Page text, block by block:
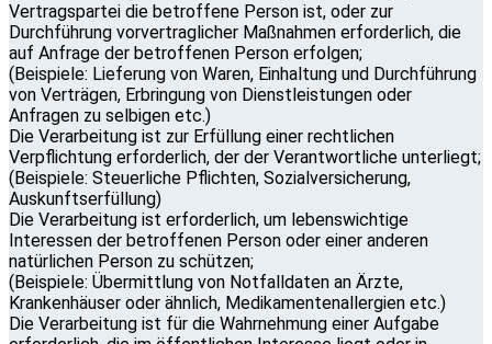
Vertragspartei die betroffene Person ist, oder zur
Durchführung vorvertraglicher Maßnahmen erforderlich, die
auf Anfrage der betroffenen Person erfolgen;
(Beispiele: Lieferung von Waren, Einhaltung und Durchführung
von Verträgen, Erbringung von Dienstleistungen oder
Anfragen zu selbigen etc.)
Die Verarbeitung ist zur Erfüllung einer rechtlichen
Verpflichtung erforderlich, der der Verantwortliche unterliegt;
(Beispiele: Steuerliche Pflichten, Sozialversicherung,
Auskunftserfüllung)
Die Verarbeitung ist erforderlich, um lebenswichtige
Interessen der betroffenen Person oder einer anderen
natürlichen Person zu schützen;
(Beispiele: Übermittlung von Notfalldaten an Ärzte,
Krankenhäuser oder ähnlich, Medikamentenallergien etc.)
Die Verarbeitung ist für die Wahrnehmung einer Aufgabe